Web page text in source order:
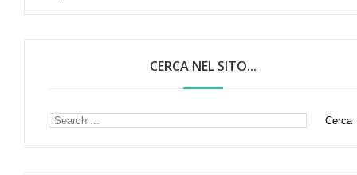
CERCA NEL SITO...